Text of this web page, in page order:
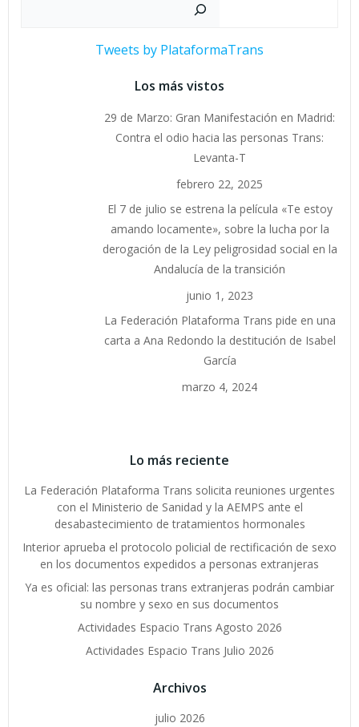
Tweets by PlataformaTrans
Los más vistos
29 de Marzo: Gran Manifestación en Madrid:
Contra el odio hacia las personas Trans:
Levanta-T
febrero 22, 2025
El 7 de julio se estrena la película «Te estoy
amando locamente», sobre la lucha por la
derogación de la Ley peligrosidad social en la
Andalucía de la transición
junio 1, 2023
La Federación Plataforma Trans pide en una
carta a Ana Redondo la destitución de Isabel
García
marzo 4, 2024
Lo más reciente
La Federación Plataforma Trans solicita reuniones urgentes
con el Ministerio de Sanidad y la AEMPS ante el
desabastecimiento de tratamientos hormonales
Interior aprueba el protocolo policial de rectificación de sexo
en los documentos expedidos a personas extranjeras
Ya es oficial: las personas trans extranjeras podrán cambiar
su nombre y sexo en sus documentos
Actividades Espacio Trans Agosto 2026
Actividades Espacio Trans Julio 2026
Archivos
julio 2026